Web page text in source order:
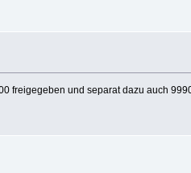
freigegeben und separat dazu auch